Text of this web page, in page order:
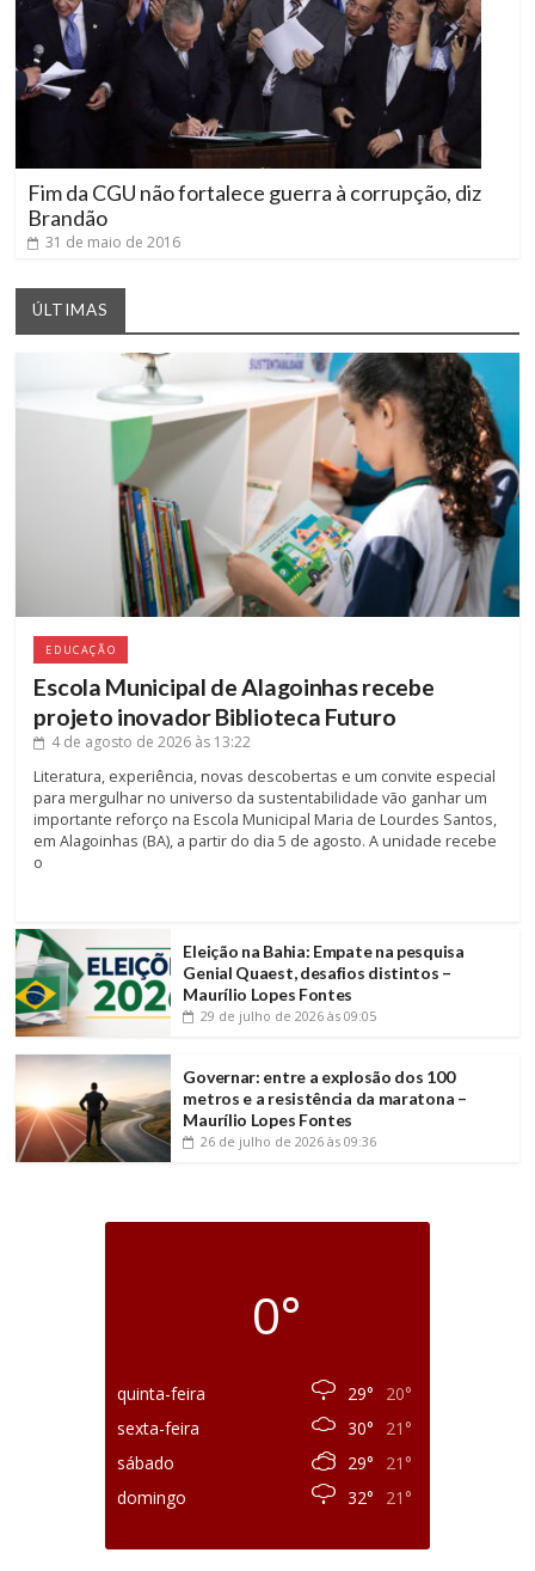
Fim da CGU não fortalece guerra à corrupção, diz
Brandão
31 de maio de 2016
ÚLTIMAS
EDUCAÇÃO
Escola Municipal de Alagoinhas recebe
projeto inovador Biblioteca Futuro
4 de agosto de 2026 às 13:22
Literatura, experiência, novas descobertas e um convite especial
para mergulhar no universo da sustentabilidade vão ganhar um
importante reforço na Escola Municipal Maria de Lourdes Santos,
em Alagoinhas (BA), a partir do dia 5 de agosto. A unidade recebe
o
Eleição na Bahia: Empate na pesquisa
Genial Quaest, desafios distintos –
Maurílio Lopes Fontes
29 de julho de 2026 às 09:05
Governar: entre a explosão dos 100
metros e a resistência da maratona –
Maurílio Lopes Fontes
26 de julho de 2026 às 09:36
0°
quinta-feira 29°
20°
sexta-feira
30°
21°
sábado
29°
21°
domingo
32° 21°